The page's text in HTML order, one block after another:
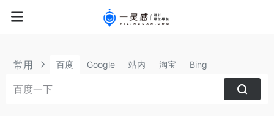
常用 百度 Google 站内 淘宝 Bing